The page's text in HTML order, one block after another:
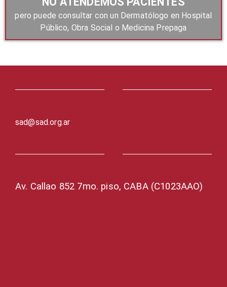
pero puede consultar con un Dermatólogo en Hospital
Público, Obra Social o Medicina Prepaga
sad@sad.org.ar
Av. Callao 852 7mo. piso, CABA (C1023AAO)